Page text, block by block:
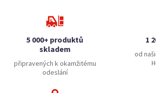
5 000+ produktů
skladem
připravených k okamžitému
odeslání
1
od